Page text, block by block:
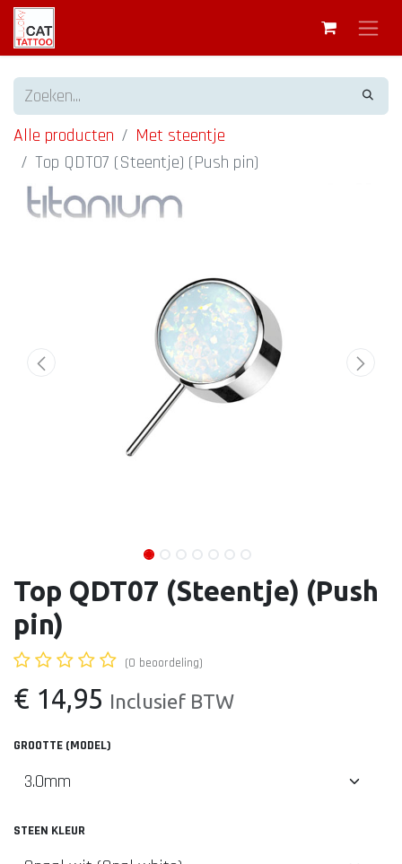
Alle producten
Met steentje
Top QDT07 (Steentje) (Push pin)
Top QDT07 (Steentje) (Push
pin)
(0 beoordeling)
€ 14,95 Inclusief BTW
GROOTTE (MODEL)
STEEN KLEUR